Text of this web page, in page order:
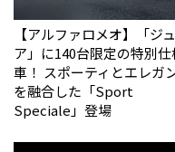
【アルファロメオ】「ジ
ア」に140台限定の特別仕
車！ スポーティとエレガ
を融合した「Sport
Speciale」登場